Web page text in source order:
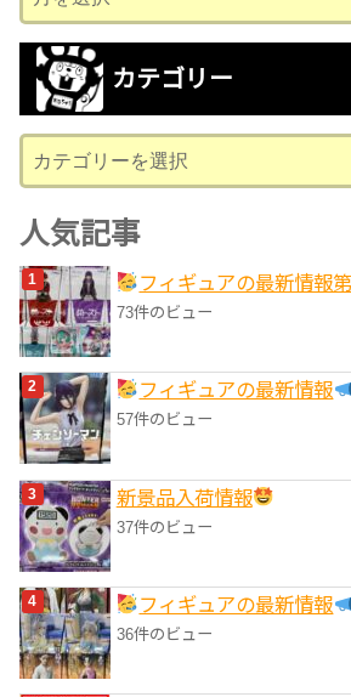
ー
カ
ブ
カテゴリー
テ
ゴ
リ
ー
人気記事
フィギュアの最新情報
73件のビュー
フィギュアの最新情報
57件のビュー
‎新景品入荷情報
37件のビュー
フィギュアの最新情報
36件のビュー